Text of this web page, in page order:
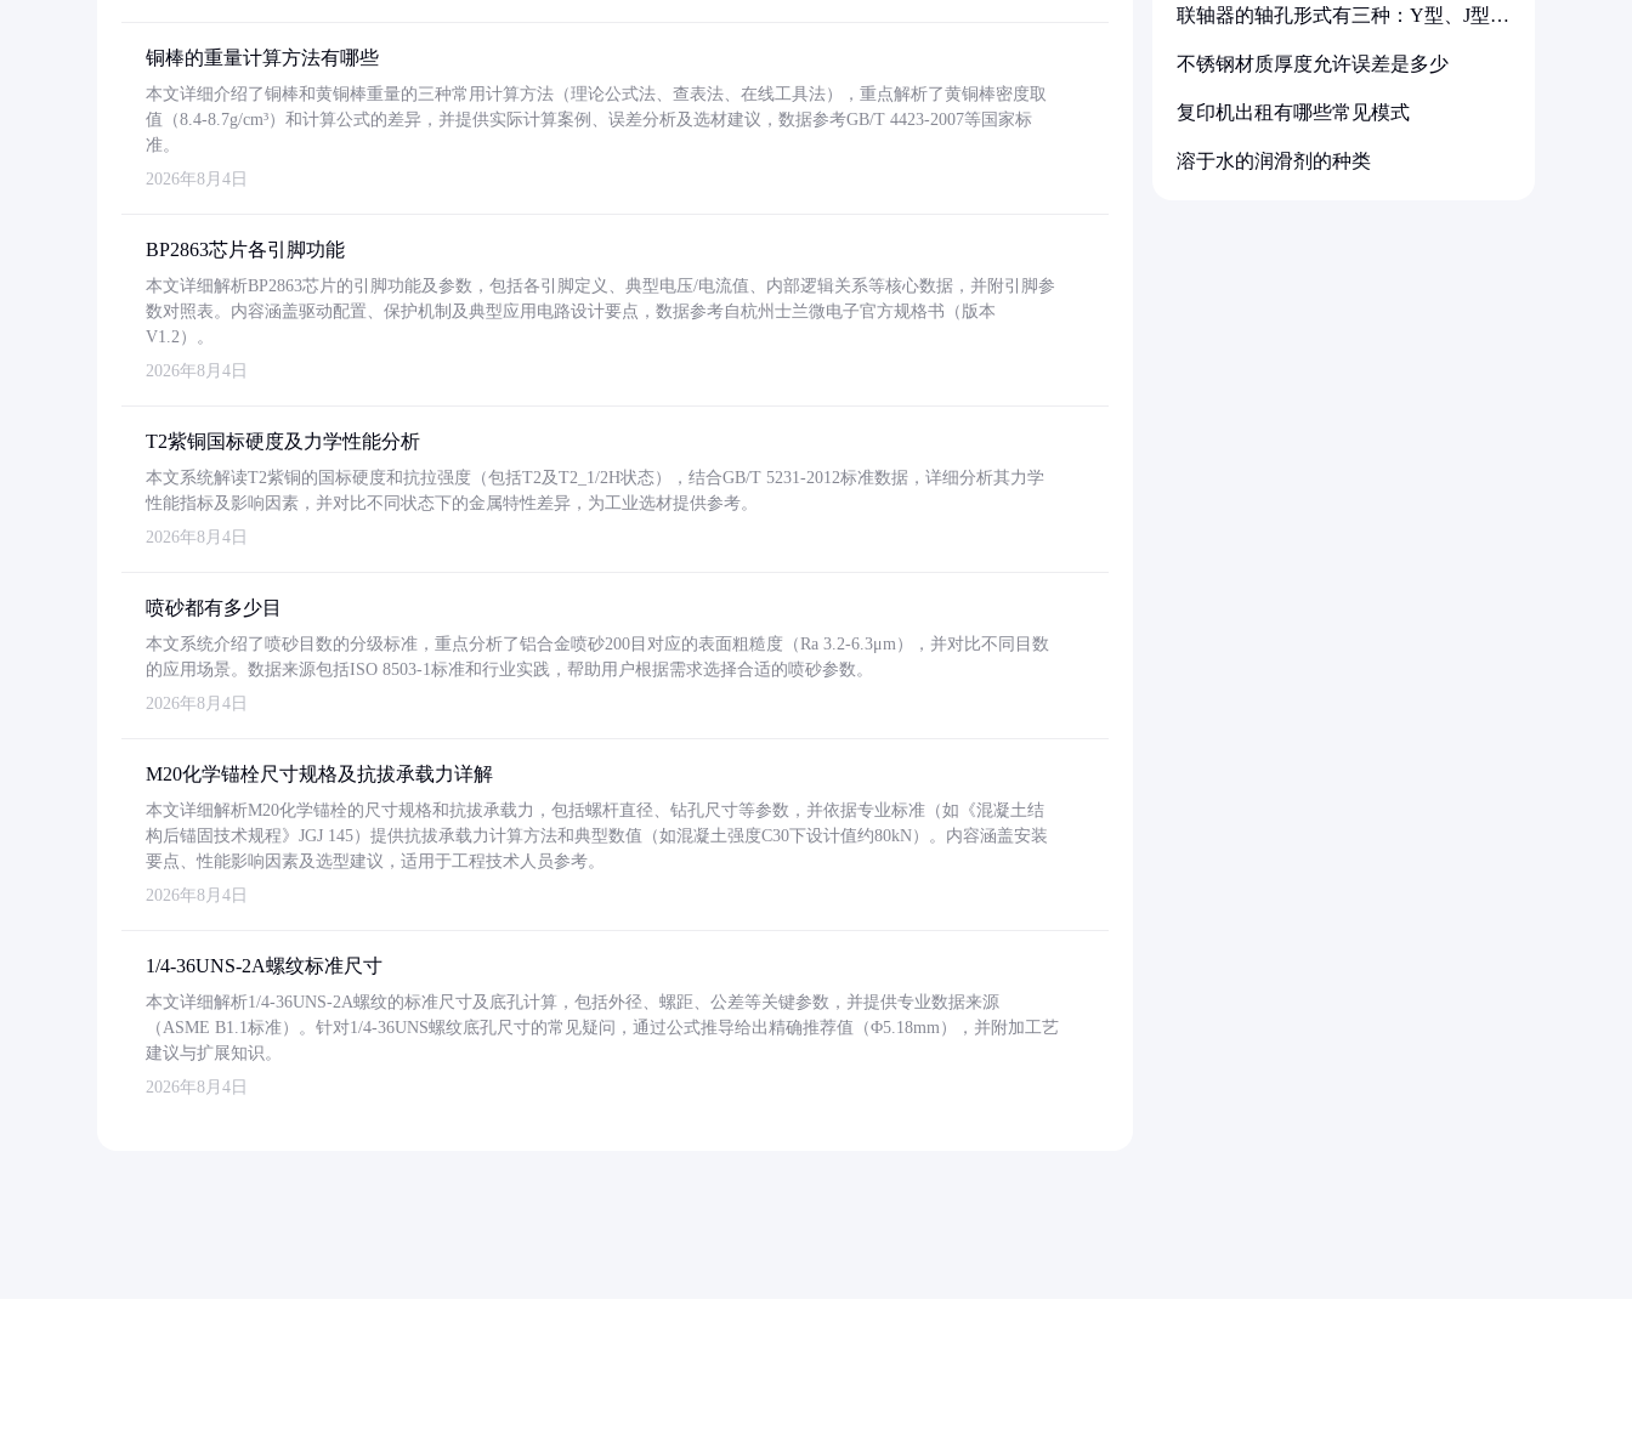
铜棒的重量计算方法有哪些
本文详细介绍了铜棒和黄铜棒重量的三种常用计算方法（理论公式法、查表法、在线工具法），重点解析了黄铜棒密度取
值（8.4-8.7g/cm³）和计算公式的差异，并提供实际计算案例、误差分析及选材建议，数据参考GB/T 4423-2007等国家标
准。
2026年8月4日
BP2863芯片各引脚功能
本文详细解析BP2863芯片的引脚功能及参数，包括各引脚定义、典型电压/电流值、内部逻辑关系等核心数据，并附引脚参
数对照表。内容涵盖驱动配置、保护机制及典型应用电路设计要点，数据参考自杭州士兰微电子官方规格书（版本
V1.2）。
2026年8月4日
T2紫铜国标硬度及力学性能分析
本文系统解读T2紫铜的国标硬度和抗拉强度（包括T2及T2_1/2H状态），结合GB/T 5231-2012标准数据，详细分析其力学
性能指标及影响因素，并对比不同状态下的金属特性差异，为工业选材提供参考。
2026年8月4日
喷砂都有多少目
本文系统介绍了喷砂目数的分级标准，重点分析了铝合金喷砂200目对应的表面粗糙度（Ra 3.2-6.3μm），并对比不同目数
的应用场景。数据来源包括ISO 8503-1标准和行业实践，帮助用户根据需求选择合适的喷砂参数。
2026年8月4日
M20化学锚栓尺寸规格及抗拔承载力详解
本文详细解析M20化学锚栓的尺寸规格和抗拔承载力，包括螺杆直径、钻孔尺寸等参数，并依据专业标准（如《混凝土结
构后锚固技术规程》JGJ 145）提供抗拔承载力计算方法和典型数值（如混凝土强度C30下设计值约80kN）。内容涵盖安装
要点、性能影响因素及选型建议，适用于工程技术人员参考。
2026年8月4日
1/4-36UNS-2A螺纹标准尺寸
本文详细解析1/4-36UNS-2A螺纹的标准尺寸及底孔计算，包括外径、螺距、公差等关键参数，并提供专业数据来源
（ASME B1.1标准）。针对1/4-36UNS螺纹底孔尺寸的常见疑问，通过公式推导给出精确推荐值（Φ5.18mm），并附加工艺
建议与扩展知识。
2026年8月4日
联轴器的轴孔形式有三种：Y型、J型、
不锈钢材质厚度允许误差是多少
复印机出租有哪些常见模式
溶于水的润滑剂的种类